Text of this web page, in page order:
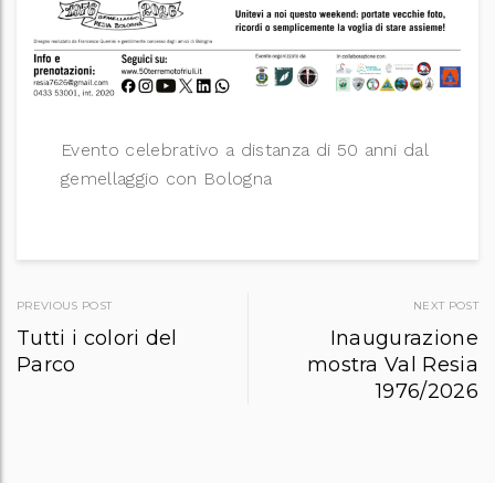
Evento celebrativo a distanza di 50 anni dal
gemellaggio con Bologna
Post
navigation
PREVIOUS POST
Tutti i colori del
Parco
NEXT POST
Inaugurazione
mostra Val Resia
1976/2026